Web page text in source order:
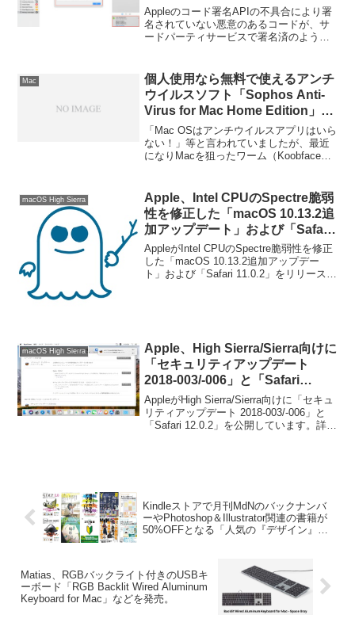
ビスで署名済のように見える不具
合の詳細が公開される。
Appleのコード署名APIの不具合により署
名されていない悪意のあるコードが、サ
ードパーティサービスで署名済のように
Mac
個人使用なら無料で使えるアンチ
ウイルスソフト「Sophos Anti-
Virus for Mac Home Edition」が
アップデートしVersion9へ、新機
能Live Web Filteringを搭載。
「Mac OSはアンチウイルスアプリはいら
ない！」等と言われていましたが、最近
になりMacを狙ったワーム（Koobface）
中、個人使用なら無料で使えるアンチウ
イルスアプリ「Sophos Anti-Virus for
Mac Home Edition」がVersion9へアップ
デートしWebセキュリティ（Live Web
Filtering）を搭載、さらに強固なセキュリ
ティが可能になったようです。詳細は以
下から。
macOS High Sierra
Apple、Intel CPUのSpectre脆弱
性を修正した「macOS 10.13.2追
加アップデート」および「Safari
11.0.2」をリリース。
AppleがIntel CPUのSpectre脆弱性を修正
した「macOS 10.13.2追加アップデー
ト」および「Safari 11.0.2」をリリースし
macOS High Sierra
Apple、High Sierra/Sierra向けに
「セキュリティアップデート
2018-003/-006」と「Safari
12.0.2」を公開。
AppleがHigh Sierra/Sierra向けに「セキュ
リティアップデート 2018-003/-006」と
「Safari 12.0.2」を公開しています。詳細
Kindleストアで月刊MdNのバックナンバ
ーやPhotoshop＆Illustrator関連の書籍が
50%OFFとなる「人気の『デザイン』書
Matias、RGBバックライト付きのUSBキ
ーボード「RGB Backlit Wired Aluminum
Keyboard for Mac」などを発売。